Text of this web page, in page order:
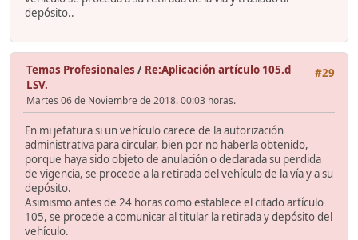
depósito..
#29
Temas Profesionales / Re:Aplicación artículo 105.d
LSV.
Martes 06 de Noviembre de 2018. 00:03 horas.
En mi jefatura si un vehículo carece de la autorización
administrativa para circular, bien por no haberla obtenido,
porque haya sido objeto de anulación o declarada su perdida
de vigencia, se procede a la retirada del vehículo de la vía y a su
depósito.
Asimismo antes de 24 horas como establece el citado artículo
105, se procede a comunicar al titular la retirada y depósito del
vehículo.